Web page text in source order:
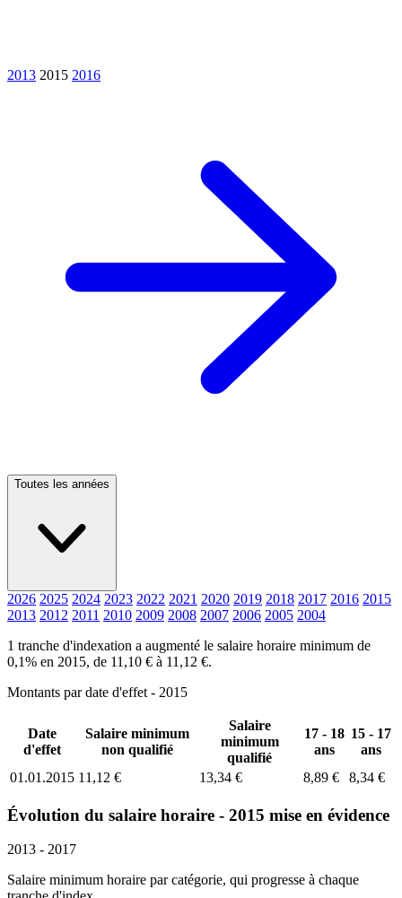
2013 2015 2016
Toutes les années
2026 2025 2024 2023 2022 2021 2020 2019 2018 2017 2016 2015
2013 2012 2011 2010 2009 2008 2007 2006 2005 2004
1 tranche d'indexation a augmenté le salaire horaire minimum de
0,1% en 2015, de 11,10 € à 11,12 €.
Montants par date d'effet - 2015
Date
d'effet
Salaire minimum
non qualifié
Salaire
minimum
qualifié
17 - 18
ans
15 - 17
ans
01.01.2015 11,12 € 13,34 € 8,89 € 8,34 €
Évolution du salaire horaire - 2015 mise en évidence
2013 - 2017
Salaire minimum horaire par catégorie, qui progresse à chaque